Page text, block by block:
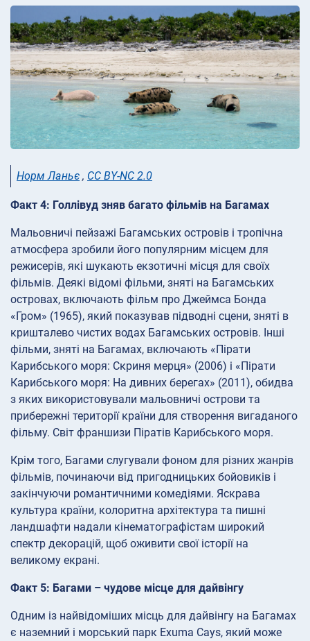
Норм Ланьє , CC BY-NC 2.0
Факт 4: Голлівуд зняв багато фільмів на Багамах
Мальовничі пейзажі Багамських островів і тропічна
атмосфера зробили його популярним місцем для
режисерів, які шукають екзотичні місця для своїх
фільмів. Деякі відомі фільми, зняті на Багамських
островах, включають фільм про Джеймса Бонда
«Гром» (1965), який показував підводні сцени, зняті в
кришталево чистих водах Багамських островів. Інші
фільми, зняті на Багамах, включають «Пірати
Карибського моря: Скриня мерця» (2006) і «Пірати
Карибського моря: На дивних берегах» (2011), обидва
з яких використовували мальовничі острови та
прибережні території країни для створення вигаданого
фільму. Світ франшизи Піратів Карибського моря.
Крім того, Багами слугували фоном для різних жанрів
фільмів, починаючи від пригодницьких бойовиків і
закінчуючи романтичними комедіями. Яскрава
культура країни, колоритна архітектура та пишні
ландшафти надали кінематографістам широкий
спектр декорацій, щоб оживити свої історії на
великому екрані.
Факт 5: Багами – чудове місце для дайвінгу
Одним із найвідоміших місць для дайвінгу на Багамах
є наземний і морський парк Exuma Cays, який може